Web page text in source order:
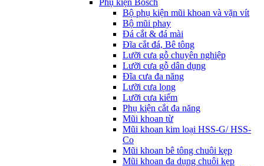
Bộ phụ kiện mũi khoan và vặn vít
Bộ mũi phay
Đá cắt & đá mài
Đĩa cắt đá, Bê tông
Lưỡi cưa gỗ chuyên nghiệp
Lưỡi cưa gỗ dân dụng
Đĩa cưa đa năng
Lưỡi cưa lọng
Lưỡi cưa kiếm
Phụ kiện cắt đa năng
Mũi khoan từ
Mũi khoan kim loại HSS-G/ HSS-
Co
Mũi khoan bê tông chuôi kẹp
Mũi khoan đa dụng chuôi kẹp